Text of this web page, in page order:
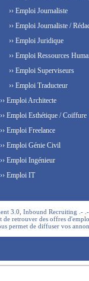
›› Emploi Journaliste
›› Emploi Journaliste /
›› Emploi Juridique
›› Emploi Ressources
›› Emploi Superviseurs
›› Emploi Traducteur
›› Emploi Architecte
›› Emploi Esthétique / Coiffure
›› Emploi Freelance
›› Emploi Génie Civil
›› Emploi Ingénieur
›› Emploi IT
3.0, Inbound Recruiting .-
de retrouver des offres
permet de diffuser vos